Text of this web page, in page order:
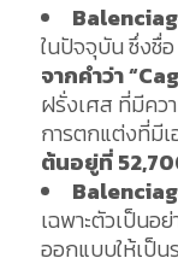
ในปัจจุบัน ซึ่งชื่อ
จากคำว่า
ฝรั่งเศส ที่มีคว
การตกแต่งที่มี
ต้นอยู่ที่ 52
เฉพาะตัวเป็นอ
ออกแบบให้เป็น